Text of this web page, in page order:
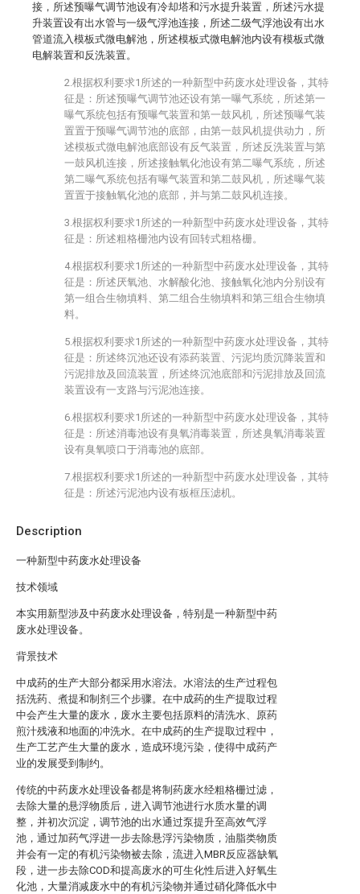
Description
一种新型中药废水处理设备
技术领域
本实用新型涉及中药废水处理设备，特别是一种新型中药
废水处理设备。
背景技术
中成药的生产大部分都采用水溶法。水溶法的生产过程包
括洗药、煮提和制剂三个步骤。在中成药的生产提取过程
中会产生大量的废水，废水主要包括原料的清洗水、原药
煎汁残液和地面的冲洗水。在中成药的生产提取过程中，
生产工艺产生大量的废水，造成环境污染，使得中成药产
业的发展受到制约。
传统的中药废水处理设备都是将制药废水经粗格栅过滤，
去除大量的悬浮物质后，进入调节池进行水质水量的调
整，并初次沉淀，调节池的出水通过泵提升至高效气浮
池，通过加药气浮进一步去除悬浮污染物质，油脂类物质
并会有一定的有机污染物被去除，流进入MBR反应器缺氧
段，进一步去除COD和提高废水的可生化性后进入好氧生
化池，大量消减废水中的有机污染物并通过硝化降低水中
接，所述预曝气调节池设有冷却塔和污水提升装置，所述污水提
升装置设有出水管与一级气浮池连接，所述二级气浮池设有出水
管道流入模板式微电解池，所述模板式微电解池内设有模板式微
电解装置和反洗装置。
2.根据权利要求1所述的一种新型中药废水处理设备，其特
征是：所述预曝气调节池还设有第一曝气系统，所述第一
曝气系统包括有预曝气装置和第一鼓风机，所述预曝气装
置置于预曝气调节池的底部，由第一鼓风机提供动力，所
述模板式微电解池底部设有反气装置，所述反洗装置与第
一鼓风机连接，所述接触氧化池设有第二曝气系统，所述
第二曝气系统包括有曝气装置和第二鼓风机，所述曝气装
置置于接触氧化池的底部，并与第二鼓风机连接。
3.根据权利要求1所述的一种新型中药废水处理设备，其特
征是：所述粗格栅池内设有回转式粗格栅。
4.根据权利要求1所述的一种新型中药废水处理设备，其特
征是：所述厌氧池、水解酸化池、接触氧化池内分别设有
第一组合生物填料、第二组合生物填料和第三组合生物填
料。
5.根据权利要求1所述的一种新型中药废水处理设备，其特
征是：所述终沉池还设有添药装置、污泥均质沉降装置和
污泥排放及回流装置，所述终沉池底部和污泥排放及回流
装置设有一支路与污泥池连接。
6.根据权利要求1所述的一种新型中药废水处理设备，其特
征是：所述消毒池设有臭氧消毒装置，所述臭氧消毒装置
设有臭氧喷口于消毒池的底部。
7.根据权利要求1所述的一种新型中药废水处理设备，其特
征是：所述污泥池内设有板框压滤机。